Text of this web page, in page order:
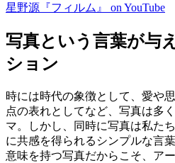
星野源『フィルム』 on YouTube
写真という言葉が与
ション
時には時代の象徴として、愛や
点の表れとしてなど、写真は多
マ。しかし、同時に写真は私た
に共感を得られるシンプルな言
意味を持つ写真だからこそ、ア